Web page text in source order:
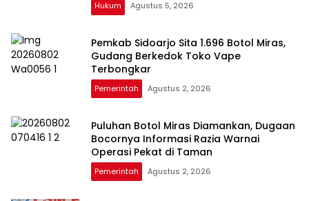
Hukum Agustus 5, 2026
Pemkab Sidoarjo Sita 1.696 Botol Miras,
Gudang Berkedok Toko Vape
Terbongkar
Pemerintah Agustus 2, 2026
Puluhan Botol Miras Diamankan, Dugaan
Bocornya Informasi Razia Warnai
Operasi Pekat di Taman
Pemerintah Agustus 2, 2026